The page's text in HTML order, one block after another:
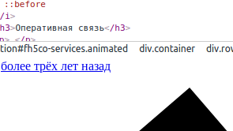
более трёх лет назад